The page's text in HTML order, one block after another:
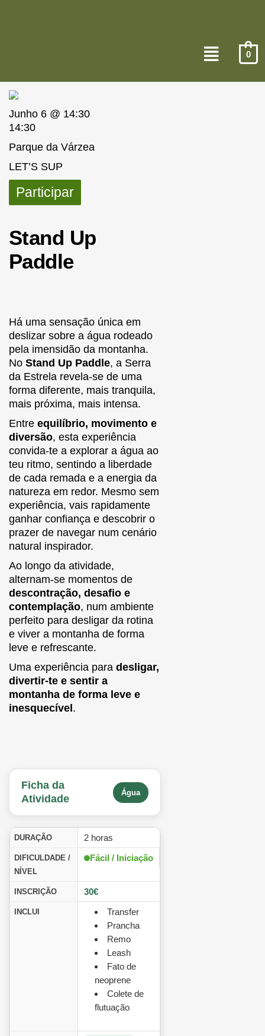
0
Stand Up
Paddle
Há uma sensação única em
deslizar sobre a água rodeado
pela imensidão da montanha.
No Stand Up Paddle, a Serra
da Estrela revela-se de uma
forma diferente, mais tranquila,
mais próxima, mais intensa.
Entre equilíbrio, movimento e
diversão, esta experiência
convida-te a explorar a água ao
teu ritmo, sentindo a liberdade
de cada remada e a energia da
natureza em redor. Mesmo sem
experiência, vais rapidamente
ganhar confiança e descobrir o
prazer de navegar num cenário
natural inspirador.
Ao longo da atividade,
alternam-se momentos de
descontração, desafio e
contemplação, num ambiente
perfeito para desligar da rotina
e viver a montanha de forma
leve e refrescante.
Uma experiência para desligar,
divertir-te e sentir a
montanha de forma leve e
inesquecível .
Ficha da
Atividade
Água
DURAÇÃO 2 horas
DIFICULDADE /
NÍVEL
Fácil / Iniciação
INSCRIÇÃO 30€
INCLUI
Transfer
Prancha
Remo
Leash
Fato de
neoprene
Colete de
flutuação
Junho 6 @ 14:30
14:30
Parque da Várzea
LET’S SUP
Participar